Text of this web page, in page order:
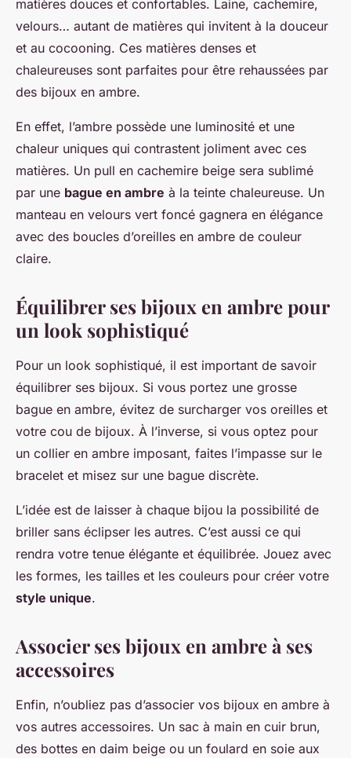
matières douces et confortables. Laine, cachemire,
velours… autant de matières qui invitent à la douceur
et au cocooning. Ces matières denses et
chaleureuses sont parfaites pour être rehaussées par
des bijoux en ambre.
En effet, l’ambre possède une luminosité et une
chaleur uniques qui contrastent joliment avec ces
matières. Un pull en cachemire beige sera sublimé
par une bague en ambre à la teinte chaleureuse. Un
manteau en velours vert foncé gagnera en élégance
avec des boucles d’oreilles en ambre de couleur
claire.
Équilibrer ses bijoux en ambre pour
un look sophistiqué
Pour un look sophistiqué, il est important de savoir
équilibrer ses bijoux. Si vous portez une grosse
bague en ambre, évitez de surcharger vos oreilles et
votre cou de bijoux. À l’inverse, si vous optez pour
un collier en ambre imposant, faites l’impasse sur le
bracelet et misez sur une bague discrète.
L’idée est de laisser à chaque bijou la possibilité de
briller sans éclipser les autres. C’est aussi ce qui
rendra votre tenue élégante et équilibrée. Jouez avec
les formes, les tailles et les couleurs pour créer votre
style unique.
Associer ses bijoux en ambre à ses
accessoires
Enfin, n’oubliez pas d’associer vos bijoux en ambre à
vos autres accessoires. Un sac à main en cuir brun,
des bottes en daim beige ou un foulard en soie aux